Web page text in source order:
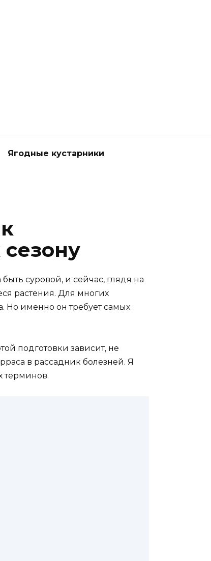
Ягодные кустарники
суровой, и сейчас, глядя на
растения. Для многих
Но именно он требует самых
подготовки зависит, не
в рассадник болезней. Я
терминов.